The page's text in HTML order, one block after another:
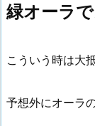
緑オーラ
こういう時は大
予想外にオーラ